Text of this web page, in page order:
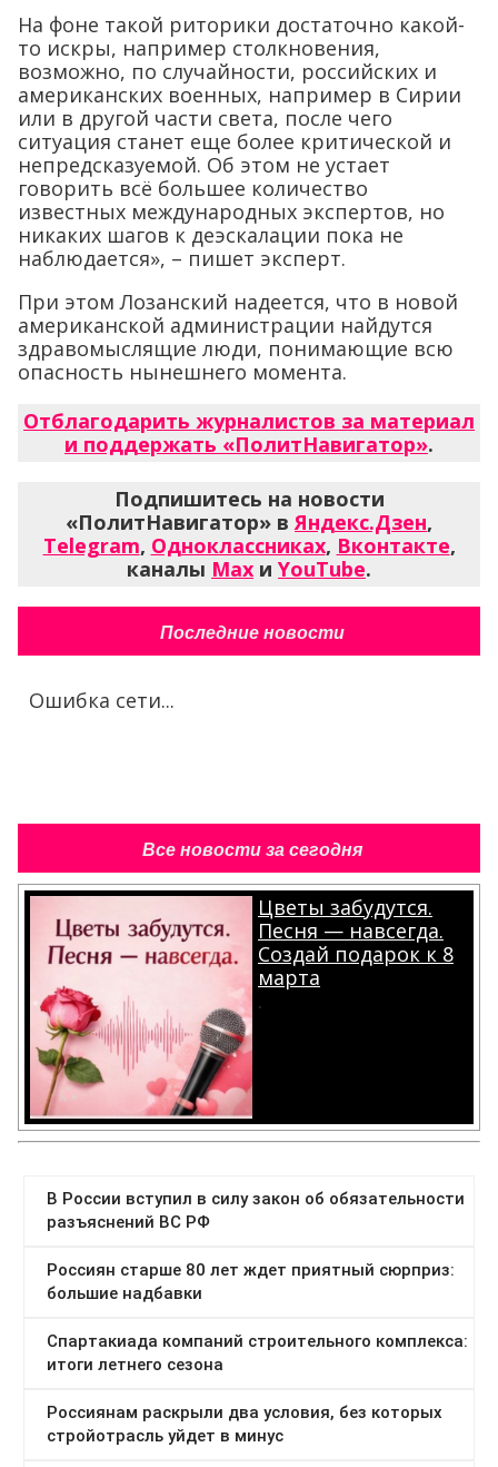
На фоне такой риторики достаточно какой-
то искры, например столкновения,
возможно, по случайности, российских и
американских военных, например в Сирии
или в другой части света, после чего
ситуация станет еще более критической и
непредсказуемой. Об этом не устает
говорить всё большее количество
известных международных экспертов, но
никаких шагов к деэскалации пока не
наблюдается», – пишет эксперт.
При этом Лозанский надеется, что в новой
американской администрации найдутся
здравомыслящие люди, понимающие всю
опасность нынешнего момента.
Отблагодарить журналистов за материал
и поддержать «ПолитНавигатор».
Подпишитесь на новости
«ПолитНавигатор» вЯндекс.Дзен,
Telegram, Одноклассниках, Вконтакте,
каналы Max и YouTube.
Последние новости
Ошибка сети...
Все новости за сегодня
Цветы забудутся.
Песня — навсегда.
Создай подарок к 8
марта
.